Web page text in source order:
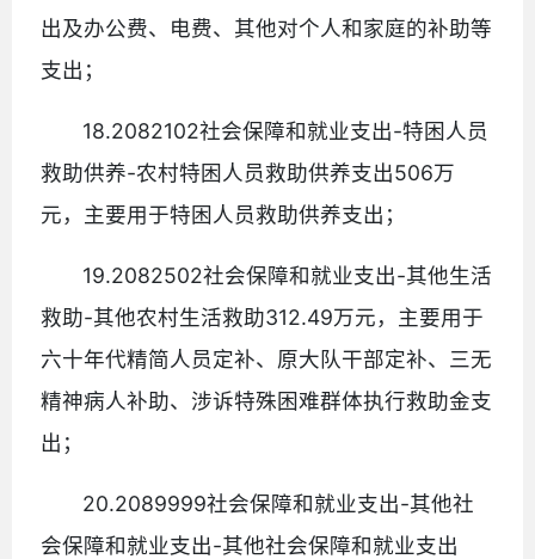
出及办公费、电费、其他对个人和家庭的补助等
支出；
18.2082102社会保障和就业支出-特困人员
救助供养-农村特困人员救助供养支出506万
元，主要用于特困人员救助供养支出；
19.2082502社会保障和就业支出-其他生活
救助-其他农村生活救助312.49万元，主要用于
六十年代精简人员定补、原大队干部定补、三无
精神病人补助、涉诉特殊困难群体执行救助金支
出；
20.2089999社会保障和就业支出-其他社
会保障和就业支出-其他社会保障和就业支出